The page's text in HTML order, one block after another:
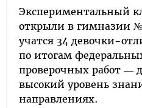
Экспериментальный
открыли в гимназии №
учатся 34 девочки-
по итогам
проверочных работ —
высокий уровень
направлениях.